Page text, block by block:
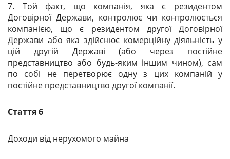
7. Той факт, що компанія, яка є резидентом
Договірної Держави, контролює чи контролюється
компанією, що є резидентом другої Договірної
Держави або яка здійснює комерційну діяльність у
цій другій Державі (або через постійне
представництво або будь-яким іншим чином), сам
по собі не перетворює одну з цих компаній у
постійне представництво другої компанії.
Стаття 6
Доходи від нерухомого майна